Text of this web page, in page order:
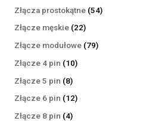
produktów
Złącza prostokątne 5454
Złącze męskie 2222
produkty
Złącze modułowe 7979
Złącze 4 pin 1010
Złącze 5 pin 88
produktów
Złącze 6 pin 1212
Złącze 8 pin 44